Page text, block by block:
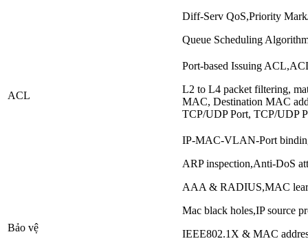
Diff-Serv QoS,Priority
Queue Scheduling
ACL
Port-based Issuing
L2 to L4 packet filtering,
MAC, Destination MAC
TCP/UDP Port, TCP/UDP
Bảo vệ
IP-MAC-VLAN-Port
ARP inspection,Anti-DoS
AAA & RADIUS,MAC
Mac black holes,IP source
IEEE802.1X & MAC